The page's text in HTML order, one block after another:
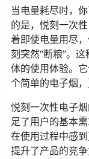
当电量耗尽时，
的是，悦刻一次
着即使电量用尽
刻突然“断粮”。
体的使用体验。
个简单的电子烟
悦刻一次性电子
足了用户的基本
在使用过程中感
提升了产品的竞